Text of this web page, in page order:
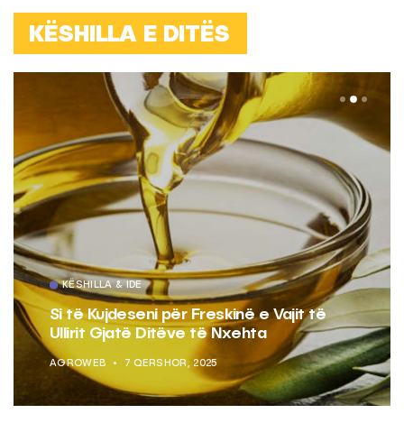
KËSHILLA E DITËS
KËSHILLA & IDE
Si të Kujdeseni për Freskinë e Vajit të
Ullirit Gjatë Ditëve të Nxehta
AGROWEB 7 QERSHOR, 2025